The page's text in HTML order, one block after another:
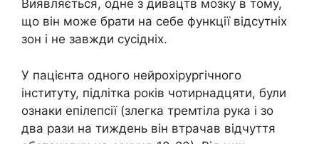
Виявляється, одне з дивацтв мозку в тому,
що він може брати на себе функції відсутніх
зон і не завжди сусідніх.
У пацієнта одного нейрохірургічного
інституту, підлітка років чотирнадцяти, були
ознаки епілепсії (злегка тремтіла рука і зо
два рази на тиждень він втрачав відчуття